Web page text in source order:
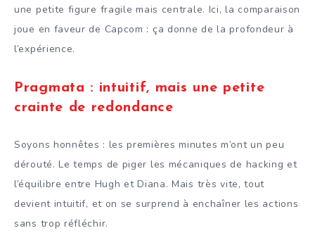
une petite figure fragile mais centrale. Ici, la comparaison
joue en faveur de Capcom : ça donne de la profondeur à
l’expérience.
Pragmata : intuitif, mais une petite
crainte de redondance
Soyons honnêtes : les premières minutes m’ont un peu
dérouté. Le temps de piger les mécaniques de hacking et
l’équilibre entre Hugh et Diana. Mais très vite, tout
devient intuitif, et on se surprend à enchaîner les actions
sans trop réfléchir.